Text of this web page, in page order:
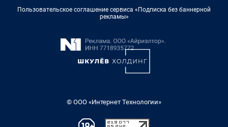
Пользовательское соглашение сервиса «Подписка без баннерной
рекламы»
© ООО «Интернет Технологии»